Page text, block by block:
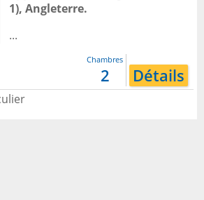
1), Angleterre.
...
Chambres
2 Détails